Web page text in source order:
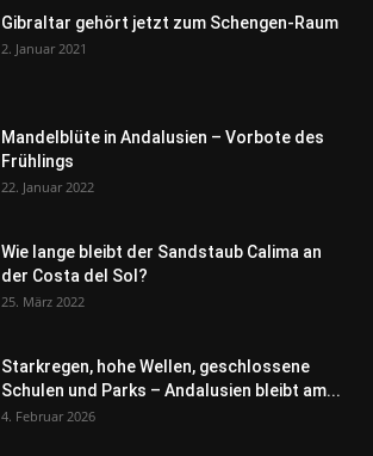
Gibraltar gehört jetzt zum Schengen-Raum
2. Januar 2021
Mandelblüte in Andalusien – Vorbote des
Frühlings
22. Januar 2022
Wie lange bleibt der Sandstaub Calima an
der Costa del Sol?
25. März 2022
Starkregen, hohe Wellen, geschlossene
Schulen und Parks – Andalusien bleibt am...
4. Februar 2026